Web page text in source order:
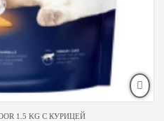
1.5 KG С КУРИЦЕЙ